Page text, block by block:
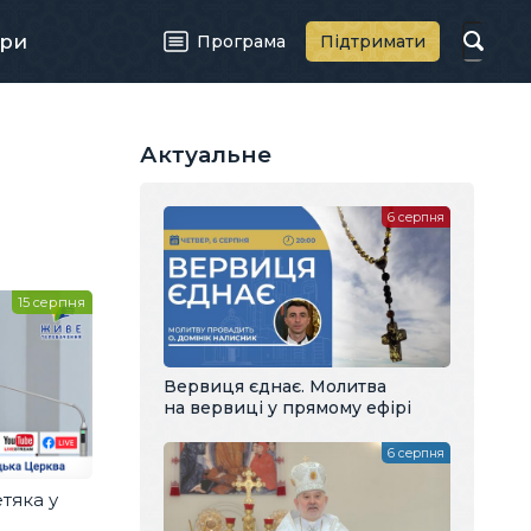
Програма Підтримати
у
15 серпня
Актуальне
Вервиця єднає. Молитва
на вервиці у прямому ефірі
6 серпня
6 серпня